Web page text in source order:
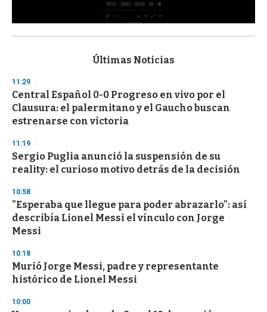
s
d
s
o
f
3
s
e
c
o
d
s
Últimas Noticias
11:29
Central Español 0-0 Progreso en vivo por el
Clausura: el palermitano y el Gaucho buscan
estrenarse con victoria
11:19
Sergio Puglia anunció la suspensión de su
reality: el curioso motivo detrás de la decisión
10:58
"Esperaba que llegue para poder abrazarlo": así
describía Lionel Messi el vínculo con Jorge
Messi
10:18
Murió Jorge Messi, padre y representante
histórico de Lionel Messi
10:00